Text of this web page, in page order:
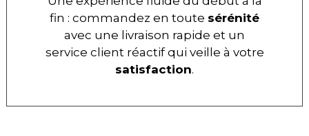
fin : commandez en toute sérénité
avec une livraison rapide et un
service client réactif qui veille à votre
satisfaction.